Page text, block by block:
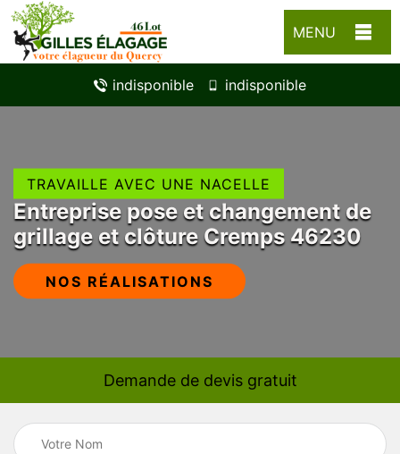
MENU
indisponible indisponible
TRAVAILLE AVEC UNE NACELLE
Entreprise pose et changement de
grillage et clôture Cremps 46230
NOS RÉALISATIONS
Demande de devis gratuit